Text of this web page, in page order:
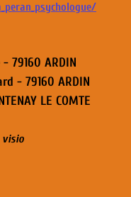
79160 ARDIN
- 79160 ARDIN
LE COMTE
visio